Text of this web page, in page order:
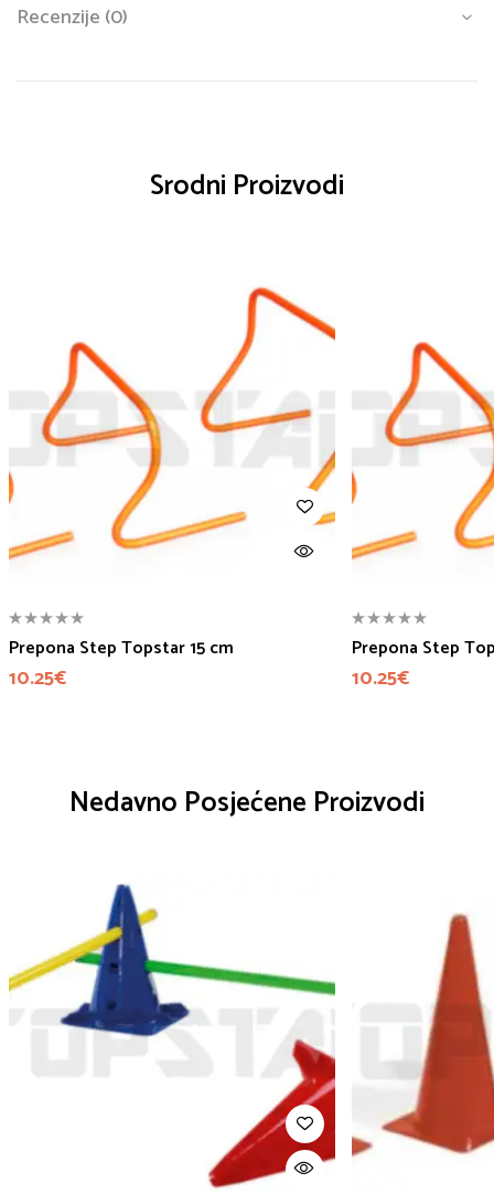
Recenzije (0)
Srodni Proizvodi
Prepona Step Topstar 15 cm
10.25€
Prepona Step
10.25€
Nedavno Posjećene Proizvodi